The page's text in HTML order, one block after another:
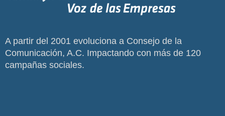
A partir del 2001 evoluciona a Consejo de la
Comunicación, A.C. Impactando con más de 120
campañas sociales.